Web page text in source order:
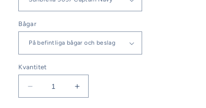
Bågar
Kvantitet
Minska
kvantitet
Öka
kvantitet